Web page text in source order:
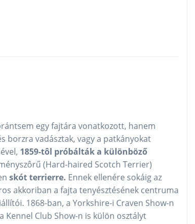
egy fajtára vonatkozott, hanem
borzra vadásztak, vagy a patkányokat
1859-tôl próbálták a különböző
(Hard-haired Scotch Terrier)
skót terrierre. Ennek ellenére sokáig az
akkoriban a fajta tenyésztésének centruma
1868-ban, a Yorkshire-i Craven Show-n
Kennel Club Show-n is külön osztályt